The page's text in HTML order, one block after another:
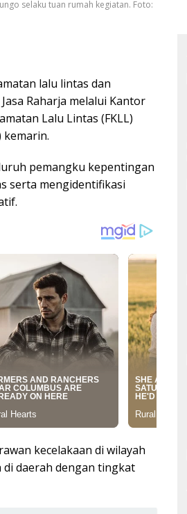
selaku tuan rumah kegiatan. Foto:
lalu lintas dan
Raharja melalui Kantor
Lalu Lintas (FKLL)
kemarin.
pemangku kepentingan
serta mengidentifikasi
kecelakaan di wilayah
di daerah dengan tingkat